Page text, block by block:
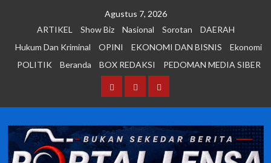
Agustus 7, 2026
ARTIKEL
Show Biz Nasional Sorotan
DAERAH
Hukum Dan Kriminal
OPINI EKONOMI DAN BISNIS
Ekonomi
POLITIK
Beranda BOX REDAKSI PEDOMAN MEDIA SIBER
BerandaBOX PEDOMAN
SIBER